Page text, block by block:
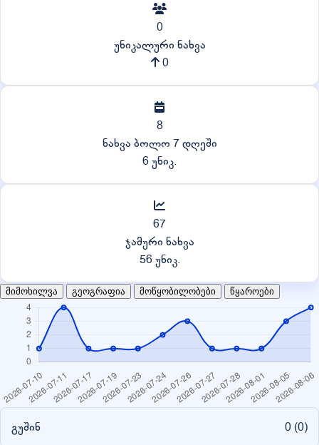
0
უნიკალური ნახვა
0
8
ნახვა ბოლო 7 დღეში
6 უნიკ.
67
ჯამური ნახვა
56 უნიკ.
მიმოხილვა გეოგრაფია მოწყობილობები წყაროები
გუშინ 0 (0)